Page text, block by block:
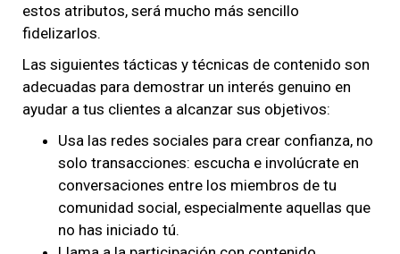
estos atributos, será mucho más sencillo
fidelizarlos.
Las siguientes tácticas y técnicas de contenido son
adecuadas para demostrar un interés genuino en
ayudar a tus clientes a alcanzar sus objetivos:
Usa las redes sociales para crear confianza, no
solo transacciones: escucha e involúcrate en
conversaciones entre los miembros de tu
comunidad social, especialmente aquellas que
no has iniciado tú.